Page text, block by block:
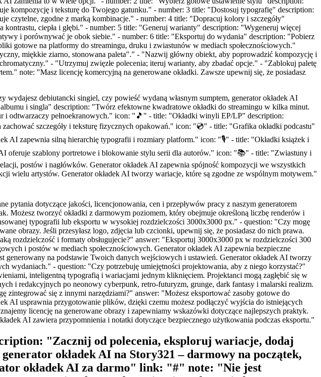
kompozycję i teksturę do Twojego gatunku." - number: 3 title: "Dostosuj typografię" description:
czytelne, zgodne z marką kombinacje." - number: 4 title: "Dopracuj kolory i szczegóły"
ciepła i głębi." - number: 5 title: "Generuj warianty" description: "Wygeneruj więcej
i porównywać je obok siebie." - number: 6 title: "Eksportuj do wydania" description: "Pobierz
gotowe na platformy do streamingu, druku i zwiastunów w mediach społecznościowych."
miękkie ziarno, stonowana paleta"." - "Nazwij główny obiekt, aby poprowadzić kompozycję i
- "Utrzymuj zwięzłe polecenia; iteruj warianty, aby zbadać opcje." - "Zablokuj paletę
note: "Masz licencję komercyjną na generowane okładki. Zawsze upewnij się, że posiadasz
debiutancki singiel, czy powieść wydaną własnym sumptem, generator okładek AI
i singla" description: "Twórz efektowne kwadratowe okładki do streamingu w kilka minut.
i odtwarzaczy pełnoekranowych." icon: "🎵" - title: "Okładki winyli EP/LP" description:
szczegóły i teksturę fizycznych opakowań." icon: "💿" - title: "Grafika okładki podcastu"
AI zapewnia silną hierarchię typografii i rozmiary platform." icon: "🎙️" - title: "Okładki książek i
oferuje szablony portretowe i blokowanie stylu serii dla autorów." icon: "📚" - title: "Zwiastuny i
postów i nagłówków. Generator okładek AI zapewnia spójność kompozycji we wszystkich
artystów. Generator okładek AI tworzy wariacje, które są zgodne ze wspólnym motywem."
pytania dotyczące jakości, licencjonowania, cen i przepływów pracy z naszym generatorem
Możesz tworzyć okładki z darmowym poziomem, który obejmuje określoną liczbę renderów i
typografii lub eksportu w wysokiej rozdzielczości 3000x3000 px." - question: "Czy mogę
obrazy. Jeśli przesyłasz logo, zdjęcia lub czcionki, upewnij się, że posiadasz do nich prawa.
rozdzielczość i formaty obsługujecie?" answer: "Eksportuj 3000x3000 px w rozdzielczości 300
i postów w mediach społecznościowych. Generator okładek AI zapewnia bezpieczne
na podstawie Twoich danych wejściowych i ustawień. Generator okładek AI tworzy
wydaniach." - question: "Czy potrzebuję umiejętności projektowania, aby z niego korzystać?"
inteligentną typografią i wariacjami jednym kliknięciem. Projektanci mogą zagłębić się w
i redakcyjnych po neonowy cyberpunk, retro-futuryzm, grunge, dark fantasy i malarski realizm.
zintegrować się z innymi narzędziami?" answer: "Możesz eksportować zasoby gotowe do
AI usprawnia przygotowanie plików, dzięki czemu możesz podłączyć wyjścia do istniejących
licencję na generowane obrazy i zapewniamy wskazówki dotyczące najlepszych praktyk.
AI zawiera przypomnienia i notatki dotyczące bezpiecznego użytkowania podczas eksportu."
"Zacznij od polecenia, eksploruj wariacje, dodaj
okładek AI na Story321 – darmowy na początek,
okładek AI za darmo" link: "#" note: "Nie jest